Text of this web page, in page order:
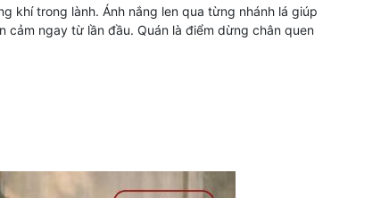
khí trong lành. Ánh nắng len qua từng nhánh lá giúp
ngay từ lần đầu. Quán là điểm dừng chân quen